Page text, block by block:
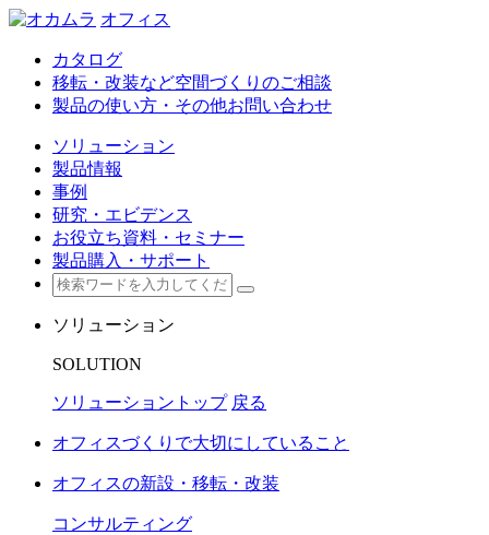
オフィス
カタログ
移転・改装など空間づくりのご相談
製品の使い方・その他お問い合わせ
ソリューション
製品情報
事例
研究・エビデンス
お役立ち資料・セミナー
製品購入・サポート
ソリューション
SOLUTION
ソリューショントップ 戻る
オフィスづくりで大切にしていること
オフィスの新設・移転・改装
コンサルティング